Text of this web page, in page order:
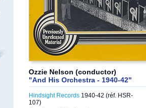
Ozzie Nelson (conductor)
"And His Orchestra - 1940-42"
Hindsight Records 1940-42 (réf. HSR-
107)